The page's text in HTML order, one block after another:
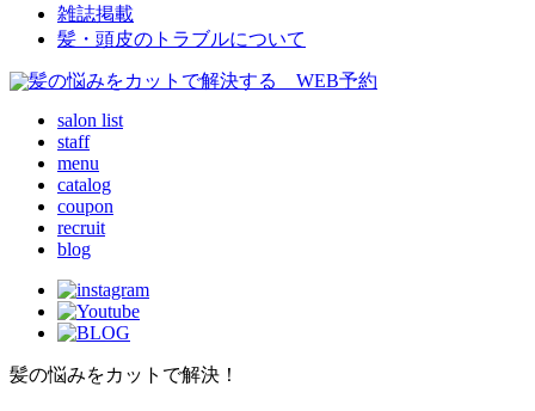
雑誌掲載
髪・頭皮のトラブルについて
salon list
staff
menu
catalog
coupon
recruit
blog
髪の悩みをカットで解決！